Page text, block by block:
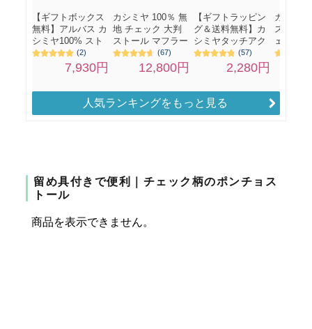
人気ランキングをもっと見る
留め具付きで便利｜チェック柄のポンチョス
トール